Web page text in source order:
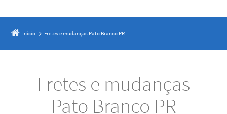
Início Fretes e mudanças Pato Branco PR
Fretes e mudanças
Pato Branco PR